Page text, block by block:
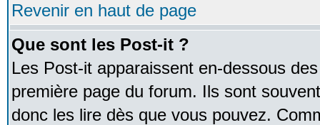
Revenir en haut de page
Que sont les Post-it ?
Les Post-it apparaissent en-dessous
première page du forum. Ils sont
donc les lire dès que vous pouvez.